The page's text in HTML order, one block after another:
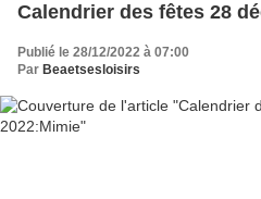
Calendrier des fêtes 28
Publié le 28/12/2022 à 07:00
Par Beaetsesloisirs